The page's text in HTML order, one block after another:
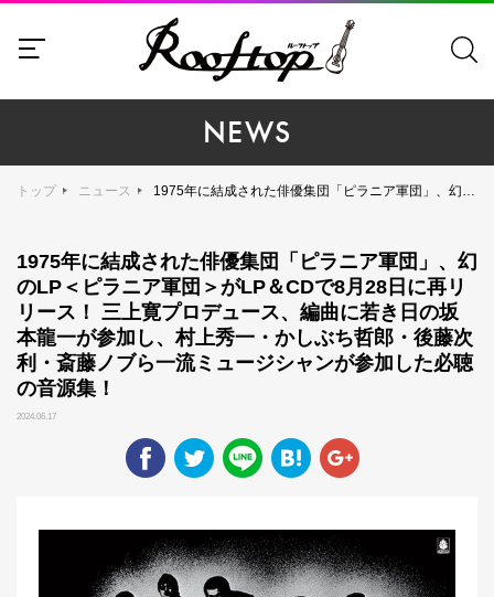
NEWS
トップ ニュース 1975年に結成された俳優集団「ピラニア軍団」、幻のLP＜ピラニア軍団＞がLP＆CDで8月28日に再リリース！ 三上寛プロデュース、編曲に若き日の坂本龍一が参加し、村上秀一・かしぶち哲郎・後藤次利・斎藤ノブら一流ミュージシャンが参加した必聴の音源集！
1975年に結成された俳優集団「ピラニア軍団」、幻
のLP＜ピラニア軍団＞がLP＆CDで8月28日に再リ
リース！ 三上寛プロデュース、編曲に若き日の坂
本龍一が参加し、村上秀一・かしぶち哲郎・後藤次
利・斎藤ノブら一流ミュージシャンが参加した必聴
の音源集！
2024.06.17